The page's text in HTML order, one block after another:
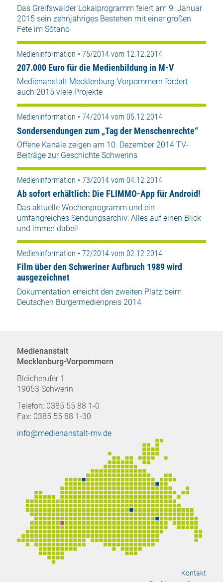
Das Greifswalder Lokalprogramm feiert am 9. Januar
2015 sein zehnjähriges Bestehen mit einer großen
Fete im Sótano
Medieninformation • 75/2014 vom 12.12.2014
207.000 Euro für die Medienbildung in M-V
Medienanstalt Mecklenburg-Vorpommern fördert
auch 2015 viele Projekte
Medieninformation • 74/2014 vom 05.12.2014
Sondersendungen zum „Tag der Menschenrechte“
Offene Kanäle zeigen am 10. Dezember 2014 TV-
Beiträge zur Geschichte Schwerins
Medieninformation • 73/2014 vom 04.12.2014
Ab sofort erhältlich: Die FLIMMO-App für Android!
Das aktuelle Wochenprogramm und ein
umfangreiches Sendungsarchiv: Alles auf einen Blick
und immer dabei!
Medieninformation • 72/2014 vom 02.12.2014
Film über den Schweriner Aufbruch 1989 wird
ausgezeichnet
Dokumentation erreicht den zweiten Platz beim
Deutschen Bürgermedienpreis 2014
Medienanstalt
Mecklenburg-Vorpommern
Bleicherufer 1
19053 Schwerin
Telefon: 0385 55 88 1-0
Fax: 0385 55 88 1-30
info@medienanstalt-mv.de
Kontakt